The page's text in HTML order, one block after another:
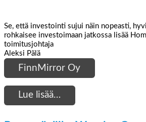
Se, että investointi sujui näin nopeasti,
rohkaisee investoimaan jatkossa lisää
toimitusjohtaja
Aleksi Pälä
FinnMirror Oy
Lue lisää…